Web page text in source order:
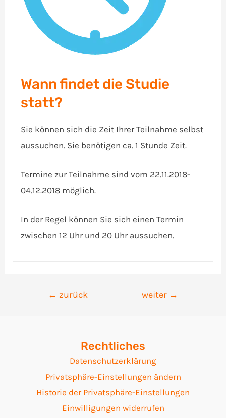
Wann findet die Studie
statt?
Sie können sich die Zeit Ihrer Teilnahme selbst
aussuchen. Sie benötigen ca. 1 Stunde Zeit.
Termine zur Teilnahme sind vom 22.11.2018-
04.12.2018 möglich.
In der Regel können Sie sich einen Termin
zwischen 12 Uhr und 20 Uhr aussuchen.
Beitrags-
← zurück weiter →
Rechtliches
Datenschutzerklärung
Privatsphäre-Einstellungen ändern
Historie der Privatsphäre-Einstellungen
Einwilligungen widerrufen